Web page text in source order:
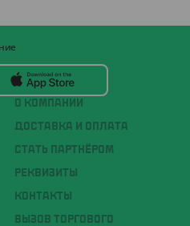
О КОМПАНИИ
ДОСТАВКА И ОПЛАТА
СТАТЬ ПАРТНЁРОМ
РЕКВИЗИТЫ
КОНТАКТЫ
ВЫЗОВ ТОРГОВОГО